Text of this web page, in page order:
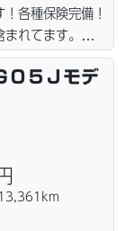
各種保険完備！
れてます。全国
（離島の場合は
ｂローン・カー
で、お気軽にお
。
５Ｊモデ
13,361km